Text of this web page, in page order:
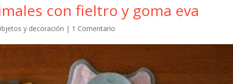
con fieltro y goma eva
y decoración | 1 Comentario